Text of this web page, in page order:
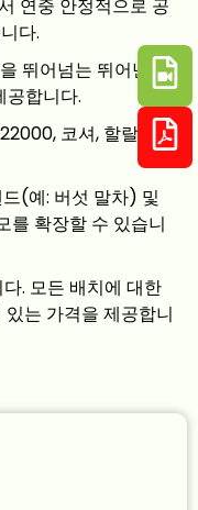
연중 안정적으로 공
다.
뛰어넘는 뛰어난 부
공합니다.
코셔, 할랄,
(예: 버섯 말차) 및
확장할 수 있습니
. 모든 배치에 대한
는 가격을 제공합니